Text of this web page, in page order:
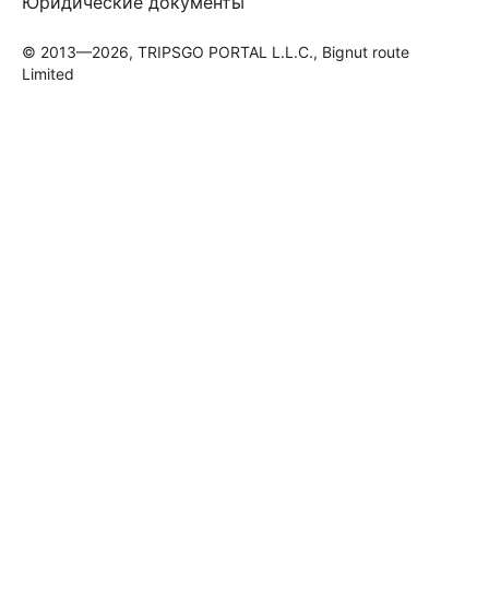
© 2013—2026, TRIPSGO PORTAL L.L.C., Bignut route
Limited